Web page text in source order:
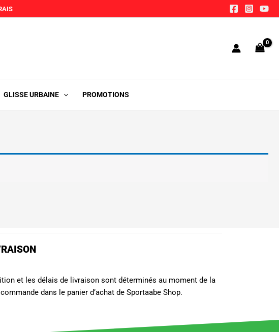
GLISSE URBAINE PROMOTIONS
et les délais de livraison sont déterminés au moment de la
dans le panier d’achat de Sportaabe Shop.